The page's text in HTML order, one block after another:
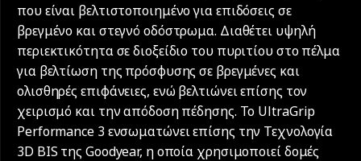
που είναι βελτιστοποιημένο για επιδόσεις σε
βρεγμένο και στεγνό οδόστρωμα. Διαθέτει υψηλή
περιεκτικότητα σε διοξείδιο του πυριτίου στο πέλμα
για βελτίωση της πρόσφυσης σε βρεγμένες και
ολισθηρές επιφάνειες, ενώ βελτιώνει επίσης τον
χειρισμό και την απόδοση πέδησης. Το UltraGrip
Performance 3 ενσωματώνει επίσης την Τεχνολογία
3D BIS της Goodyear, η οποία χρησιμοποιεί δομές